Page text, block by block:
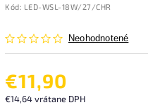
Kód: LED-WSL-18W/27/CHR
Neohodnotené
€11,90
€14,64 vrátane DPH